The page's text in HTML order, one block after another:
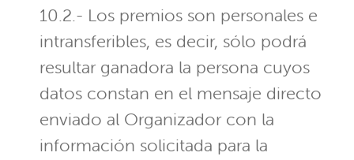
10.2.- Los premios son personales e
intransferibles, es decir, sólo podrá
resultar ganadora la persona cuyos
datos constan en el mensaje directo
enviado al Organizador con la
información solicitada para la